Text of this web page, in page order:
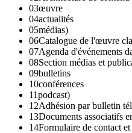
03œuvre
04actualités
05médias)
06Catalogue de l'œuvre
07Agenda d'événements
08Section médias et
09bulletins
10conférences
11podcast)
12Adhésion par bulletin
13Documents associatifs
14Formulaire de contact